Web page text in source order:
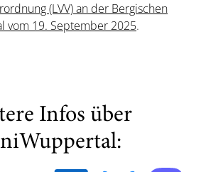
(LVV) an der Bergischen
vom 19. September 2025.
Infos über